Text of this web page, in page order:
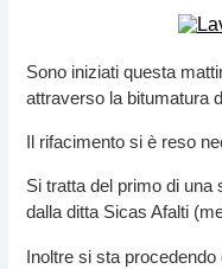
Sono iniziati questa
attraverso la bitumatura
Il rifacimento si è reso
Si tratta del primo di una
dalla ditta Sicas Afalti
Inoltre si sta